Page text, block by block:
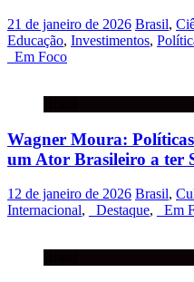
21 de janeiro de 2026 Brasil,
Educação, Investimentos,
_Em Foco
Wagner Moura:
um Ator Brasileiro a ter
12 de janeiro de 2026 Brasil,
Internacional, _Destaque, _Em